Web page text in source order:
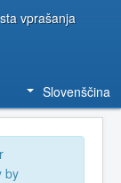
vprašanja
Slovenščina
by